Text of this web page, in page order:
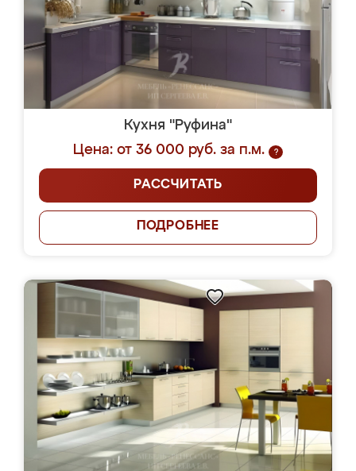
Кухня "Руфина"
Цена: от 36 000 руб. за п.м.
?
РАССЧИТАТЬ
ПОДРОБНЕЕ